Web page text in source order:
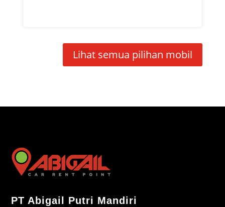
Lihat semua pilihan mobil
PT Abigail Putri Mandiri